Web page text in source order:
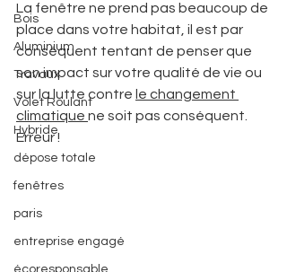
Bois
Aluminium
Travaux
Volet Roulant
Hybride
dépose totale
fenêtres
paris
entreprise engagé
écoresponsable
La fenêtre ne prend pas beaucoup de
place dans votre habitat, il est par
conséquent tentant de penser que
son impact sur votre qualité de vie ou
sur la lutte contre le changement
climatique ne soit pas conséquent.
Erreur !